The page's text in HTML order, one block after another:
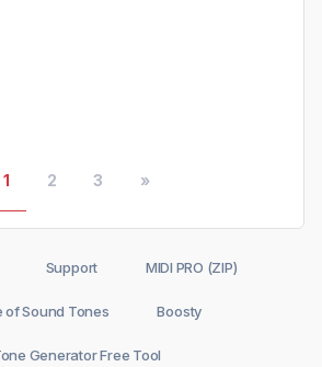
1 2 3 »
Support MIDI PRO (ZIP)
of Sound Tones Boosty
Generator Free Tool